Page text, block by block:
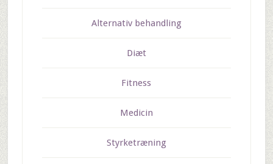
Alternativ behandling
Diæt
Fitness
Medicin
Styrketræning